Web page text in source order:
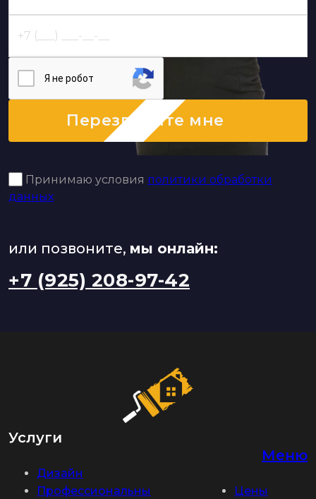
Я нe poбoт
Перезвоните мне
Принимаю условия политики обработки
данных
или позвоните, мы онлайн:
+7 (925) 208-97-42
Услуги
Дизайн
Профессиональны
Меню
Цены